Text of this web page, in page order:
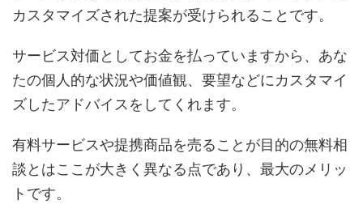
カスタマイズされた提案が受けられることです。
サービス対価としてお金を払っていますから、あな
たの個人的な状況や価値観、要望などにカスタマイ
ズしたアドバイスをしてくれます。
有料サービスや提携商品を売ることが目的の無料相
談とはここが大きく異なる点であり、最大のメリッ
トです。